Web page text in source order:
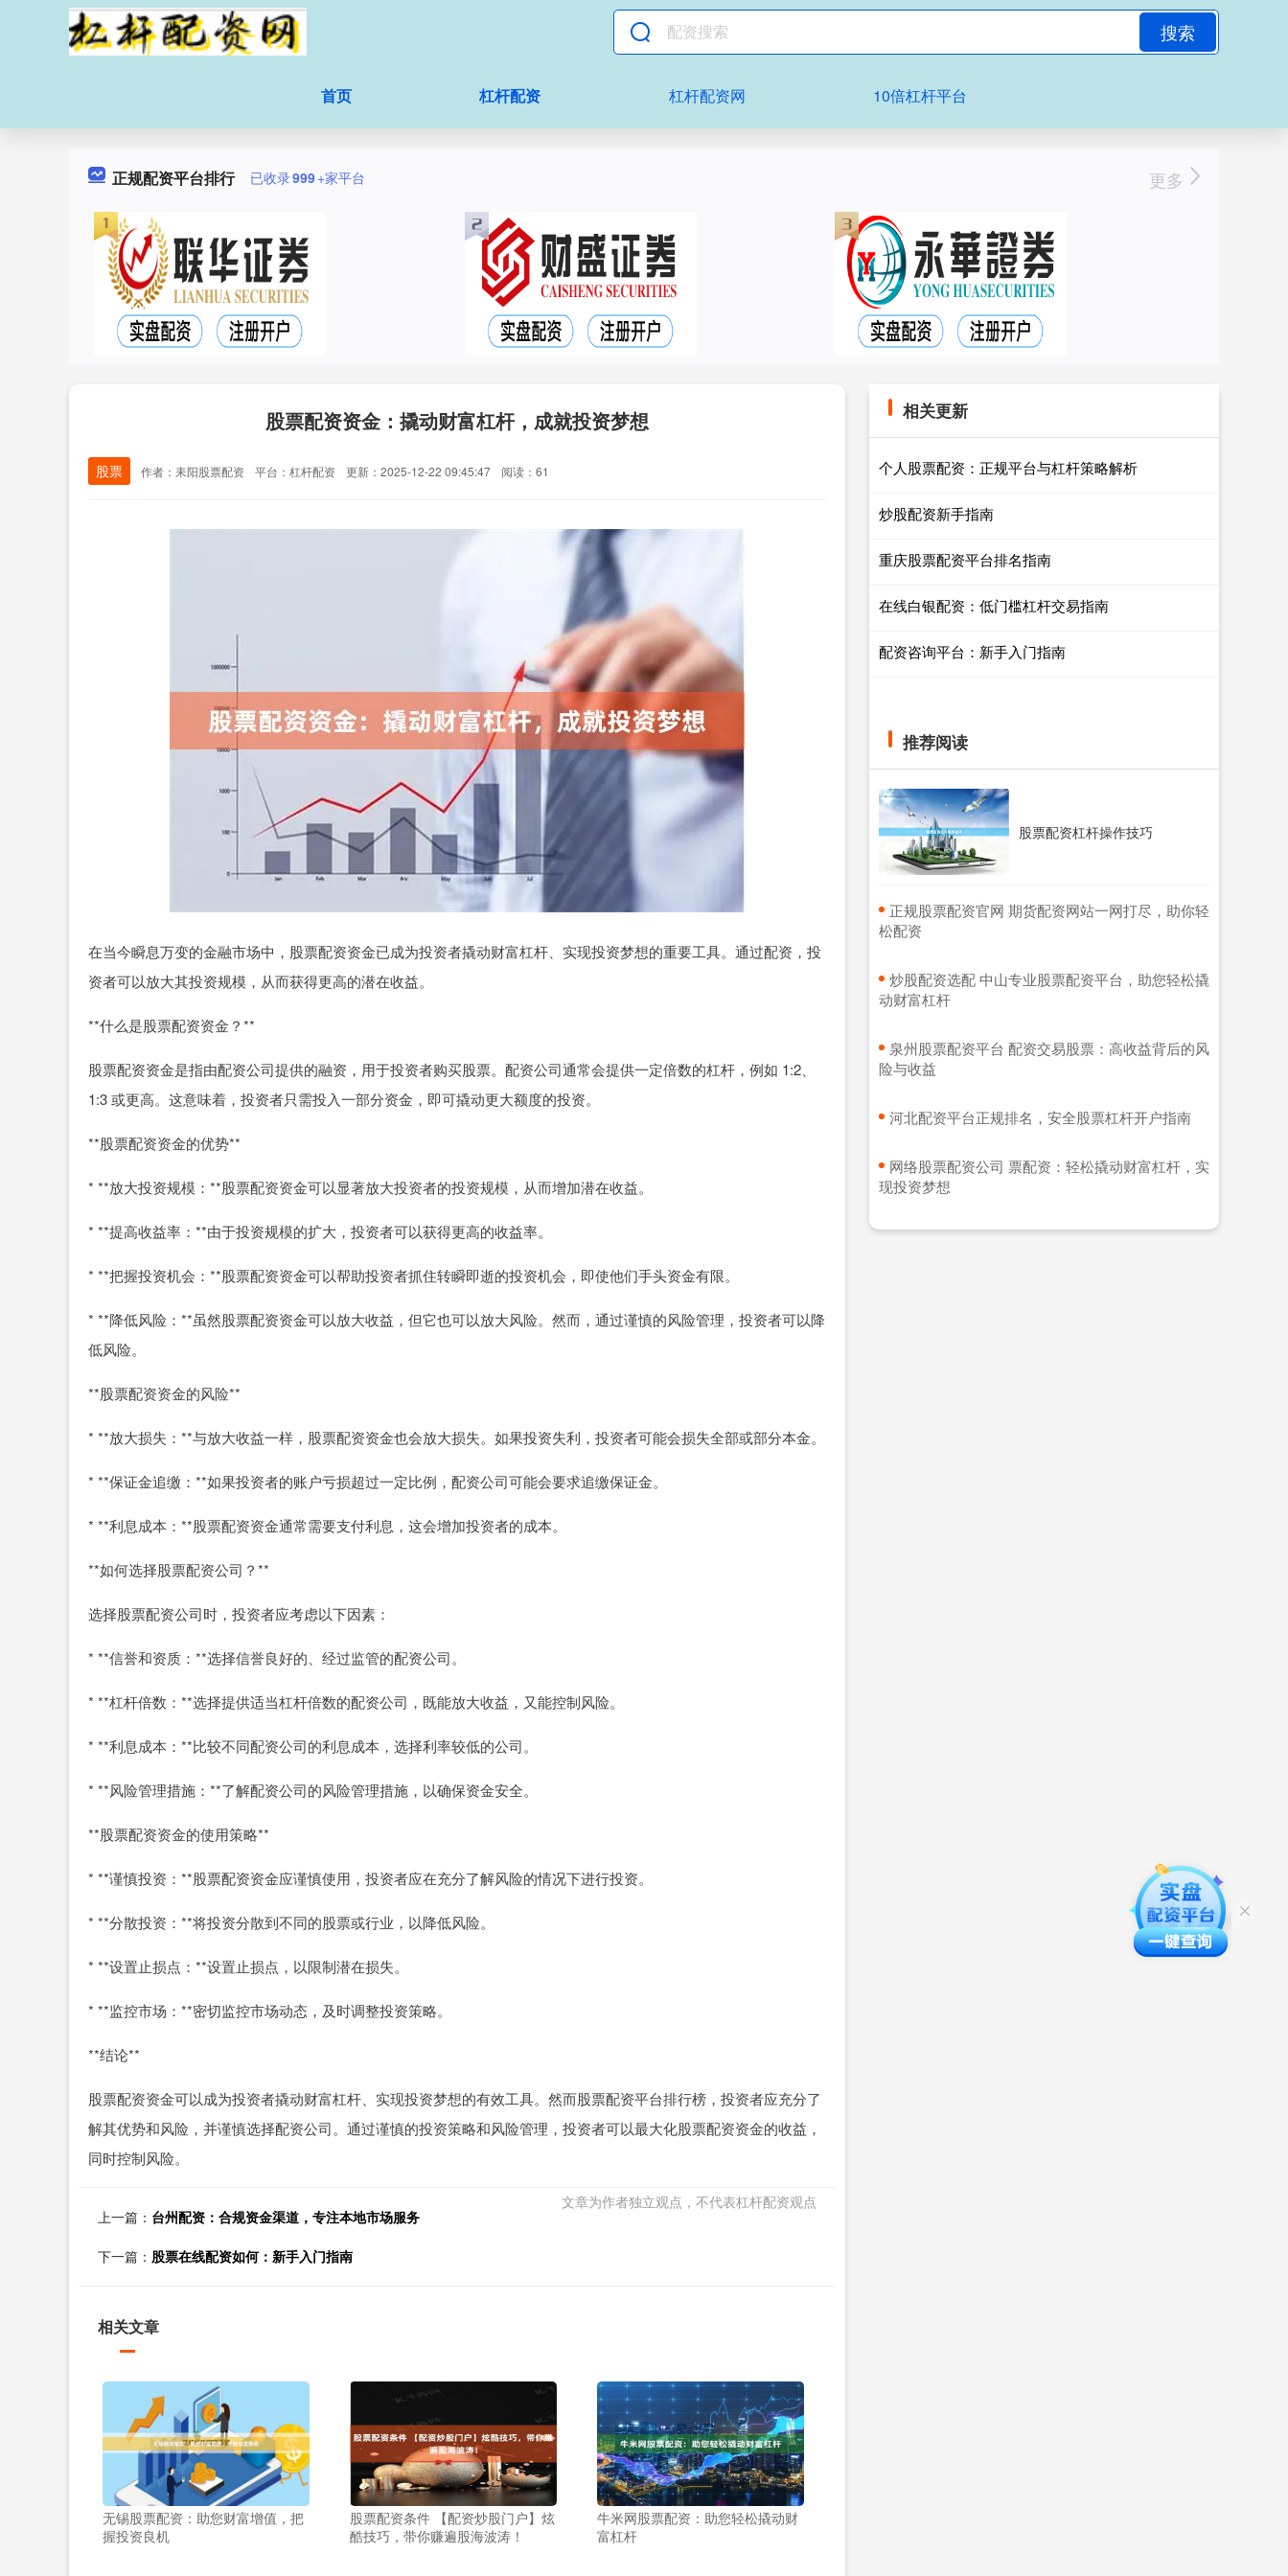
搜索
首页 杠杆配资 杠杆配资网 10倍杠杆平台
正规配资平台排行 已收录999+家平台 更多
股票配资资金：撬动财富杠杆，成就投资梦想
股票 作者：耒阳股票配资 平台：杠杆配资 更新：2025-12-22 09:45:47 阅读：61
在当今瞬息万变的金融市场中，股票配资资金已成为投资者撬动财富杠杆、实现投资梦想的重要工具。通过配资，投
资者可以放大其投资规模，从而获得更高的潜在收益。
**什么是股票配资资金？**
股票配资资金是指由配资公司提供的融资，用于投资者购买股票。配资公司通常会提供一定倍数的杠杆，例如 1:2、
1:3 或更高。这意味着，投资者只需投入一部分资金，即可撬动更大额度的投资。
**股票配资资金的优势**
* **放大投资规模：**股票配资资金可以显著放大投资者的投资规模，从而增加潜在收益。
* **提高收益率：**由于投资规模的扩大，投资者可以获得更高的收益率。
* **把握投资机会：**股票配资资金可以帮助投资者抓住转瞬即逝的投资机会，即使他们手头资金有限。
* **降低风险：**虽然股票配资资金可以放大收益，但它也可以放大风险。然而，通过谨慎的风险管理，投资者可以降
低风险。
**股票配资资金的风险**
* **放大损失：**与放大收益一样，股票配资资金也会放大损失。如果投资失利，投资者可能会损失全部或部分本金。
* **保证金追缴：**如果投资者的账户亏损超过一定比例，配资公司可能会要求追缴保证金。
* **利息成本：**股票配资资金通常需要支付利息，这会增加投资者的成本。
**如何选择股票配资公司？**
选择股票配资公司时，投资者应考虑以下因素：
* **信誉和资质：**选择信誉良好的、经过监管的配资公司。
* **杠杆倍数：**选择提供适当杠杆倍数的配资公司，既能放大收益，又能控制风险。
* **利息成本：**比较不同配资公司的利息成本，选择利率较低的公司。
* **风险管理措施：**了解配资公司的风险管理措施，以确保资金安全。
**股票配资资金的使用策略**
* **谨慎投资：**股票配资资金应谨慎使用，投资者应在充分了解风险的情况下进行投资。
* **分散投资：**将投资分散到不同的股票或行业，以降低风险。
* **设置止损点：**设置止损点，以限制潜在损失。
* **监控市场：**密切监控市场动态，及时调整投资策略。
**结论**
股票配资资金可以成为投资者撬动财富杠杆、实现投资梦想的有效工具。然而股票配资平台排行榜，投资者应充分了
解其优势和风险，并谨慎选择配资公司。通过谨慎的投资策略和风险管理，投资者可以最大化股票配资资金的收益，
同时控制风险。
文章为作者独立观点，不代表杠杆配资观点
上一篇： 台州配资：合规资金渠道，专注本地市场服务
下一篇： 股票在线配资如何：新手入门指南
相关文章
无锡股票配资：助您财富增值，把
握投资良机
股票配资条件 【配资炒股门户】炫
酷技巧，带你赚遍股海波涛！
牛米网股票配资：助您轻松撬动财
富杠杆
相关更新
个人股票配资：正规平台与杠杆策略解析
炒股配资新手指南
重庆股票配资平台排名指南
在线白银配资：低门槛杠杆交易指南
配资咨询平台：新手入门指南
推荐阅读
股票配资杠杆操作技巧
​正规股票配资官网 期货配资网站一网打尽，助你轻
松配资
​炒股配资选配 中山专业股票配资平台，助您轻松撬
动财富杠杆
​泉州股票配资平台 配资交易股票：高收益背后的风
险与收益
​河北配资平台正规排名，安全股票杠杆开户指南
​网络股票配资公司 票配资：轻松撬动财富杠杆，实
现投资梦想